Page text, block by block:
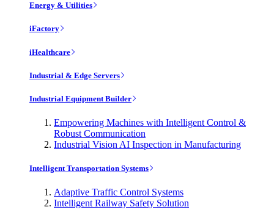
Energy & Utilities
iFactory
iHealthcare
Industrial & Edge Servers
Industrial Equipment Builder
Empowering Machines with Intelligent Control &
Robust Communication
Industrial Vision AI Inspection in Manufacturing
Intelligent Transportation Systems
Adaptive Traffic Control Systems
Intelligent Railway Safety Solution